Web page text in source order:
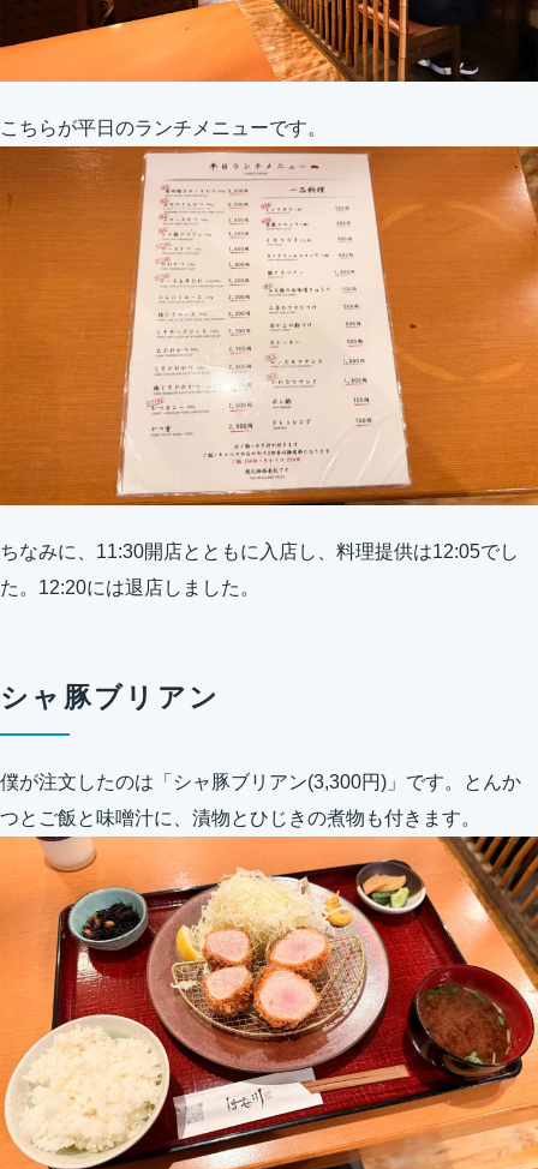
こちらが平日のランチメニューです。
ちなみに、11:30開店とともに入店し、料理提供は12:05でし
た。12:20には退店しました。
シャ豚ブリアン
僕が注文したのは「シャ豚ブリアン(3,300円)」です。とんか
つとご飯と味噌汁に、漬物とひじきの煮物も付きます。